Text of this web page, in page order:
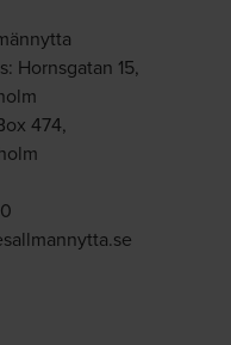
Hornsgatan 15,
474,